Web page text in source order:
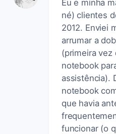
Eu e minha
né) clientes
2012. Enviei
arrumar a
(primeira vez
notebook
assistência).
notebook
que havia
funcionar (o